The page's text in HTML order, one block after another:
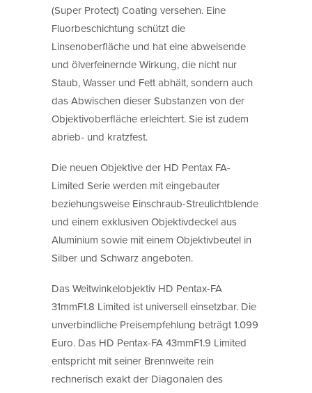
(Super Protect) Coating versehen. Eine
Fluorbeschichtung schützt die
Linsenoberfläche und hat eine abweisende
und ölverfeinernde Wirkung, die nicht nur
Staub, Wasser und Fett abhält, sondern auch
das Abwischen dieser Substanzen von der
Objektivoberfläche erleichtert. Sie ist zudem
abrieb- und kratzfest.
Die neuen Objektive der HD Pentax FA-
Limited Serie werden mit eingebauter
beziehungsweise Einschraub-Streulichtblende
und einem exklusiven Objektivdeckel aus
Aluminium sowie mit einem Objektivbeutel in
Silber und Schwarz angeboten.
Das Weitwinkelobjektiv HD Pentax-FA
31mmF1.8 Limited ist universell einsetzbar. Die
unverbindliche Preisempfehlung beträgt 1.099
Euro. Das HD Pentax-FA 43mmF1.9 Limited
entspricht mit seiner Brennweite rein
rechnerisch exakt der Diagonalen des